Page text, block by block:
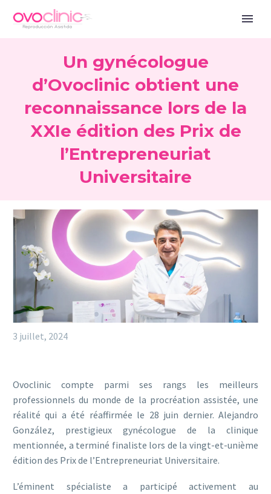
Un gynécologue
d’Ovoclinic obtient une
reconnaissance lors de la
XXIe édition des Prix de
l’Entrepreneuriat
Universitaire
3 juillet, 2024
Ovoclinic compte parmi ses rangs les meilleurs
professionnels du monde de la procréation assistée, une
réalité qui a été réaffirmée le 28 juin dernier. Alejandro
González, prestigieux gynécologue de la clinique
mentionnée, a terminé finaliste lors de la vingt-et-unième
édition des Prix de l’Entrepreneuriat Universitaire.
L’éminent spécialiste a participé activement au